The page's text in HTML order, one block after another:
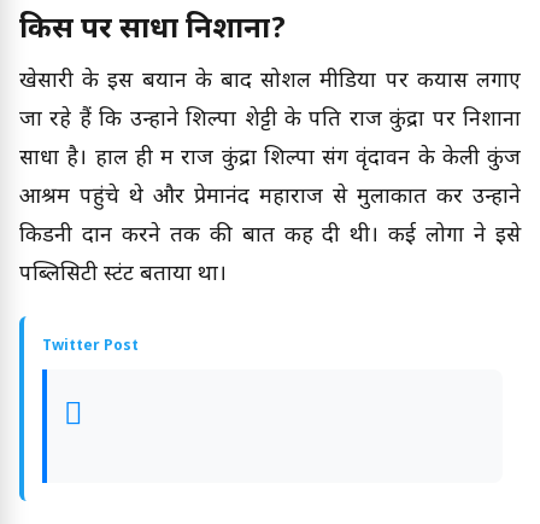
किस पर साधा निशाना?
खेसारी के इस बयान के बाद सोशल मीडिया पर कयास लगाए
जा रहे हैं कि उन्होंने शिल्पा शेट्टी के पति राज कुंद्रा पर निशाना
साधा है। हाल ही में राज कुंद्रा शिल्पा संग वृंदावन के केली कुंज
आश्रम पहुंचे थे और प्रेमानंद महाराज से मुलाकात कर उन्होंने
किडनी दान करने तक की बात कह दी थी। कई लोगों ने इसे
पब्लिसिटी स्टंट बताया था।
Twitter Post